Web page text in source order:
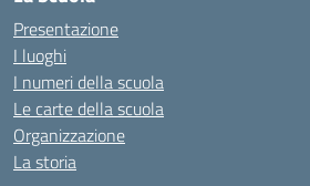
Presentazione
I luoghi
I numeri della scuola
Le carte della scuola
Organizzazione
La storia